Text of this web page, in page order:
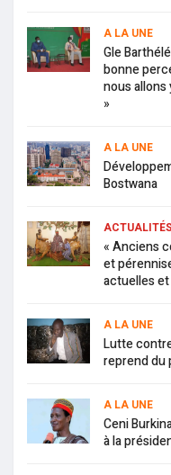
A LA UNE
Gle
bonne
nous
»
A LA UNE
Bostwana
ACTUALITÉS
« Anciens
et
actuelles
A LA UNE
Lutte
reprend du
A LA UNE
Ceni
à la